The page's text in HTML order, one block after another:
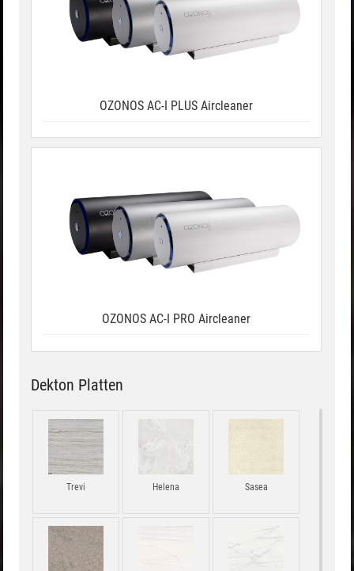
OZONOS AC-I PLUS Aircleaner
OZONOS AC-I PRO Aircleaner
Dekton Platten
Trevi Helena Sasea